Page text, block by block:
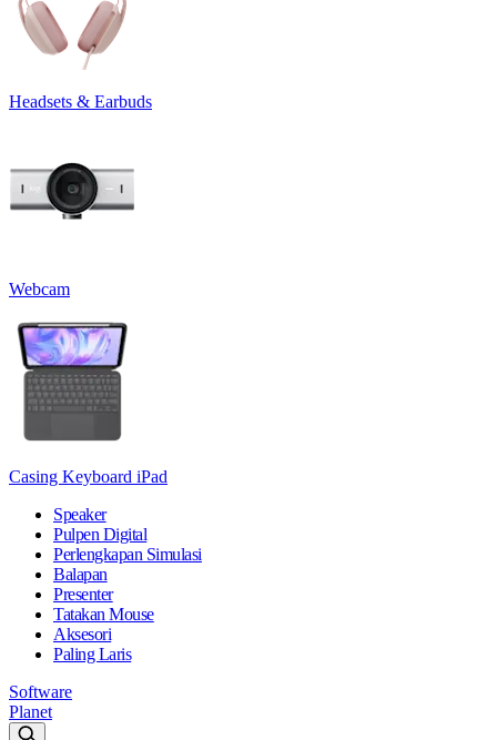
Headsets & Earbuds
Webcam
Casing Keyboard iPad
Speaker
Pulpen Digital
Perlengkapan Simulasi
Balapan
Presenter
Tatakan Mouse
Aksesori
Paling Laris
Software
Planet